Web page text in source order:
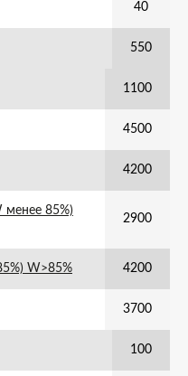
40
550
1100
4500
4200
85%)
2900
W>85% 4200
3700
100